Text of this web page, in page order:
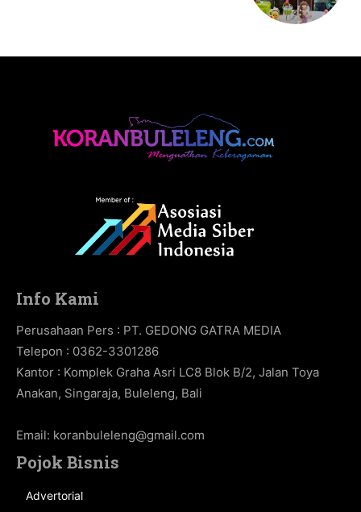
Info Kami
Perusahaan Pers : PT. GEDONG GATRA MEDIA
Telepon : 0362-3301286
Kantor : Komplek Graha Asri LC8 Blok B/2, Jalan Toya
Anakan, Singaraja, Buleleng, Bali
Email: koranbuleleng@gmail.com
Pojok Bisnis
Advertorial